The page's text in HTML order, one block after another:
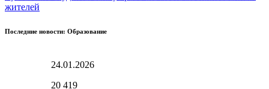
жителей
Последние новости: Образование
24.01.2026
20 419